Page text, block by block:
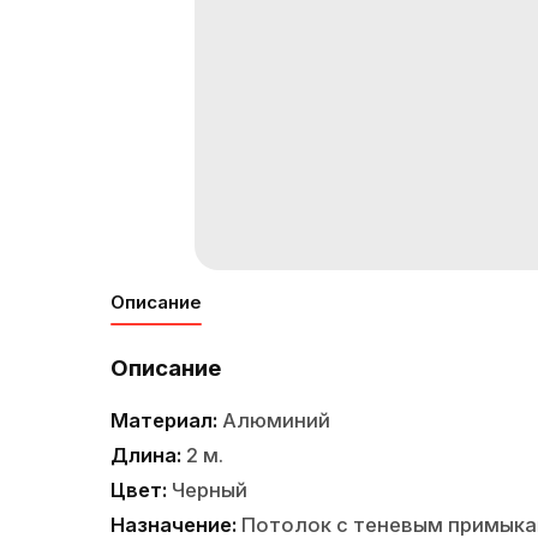
Описание
Описание
Материал: Алюминий
Длина: 2 м.
Цвет: Черный
Назначение: Потолок с теневым